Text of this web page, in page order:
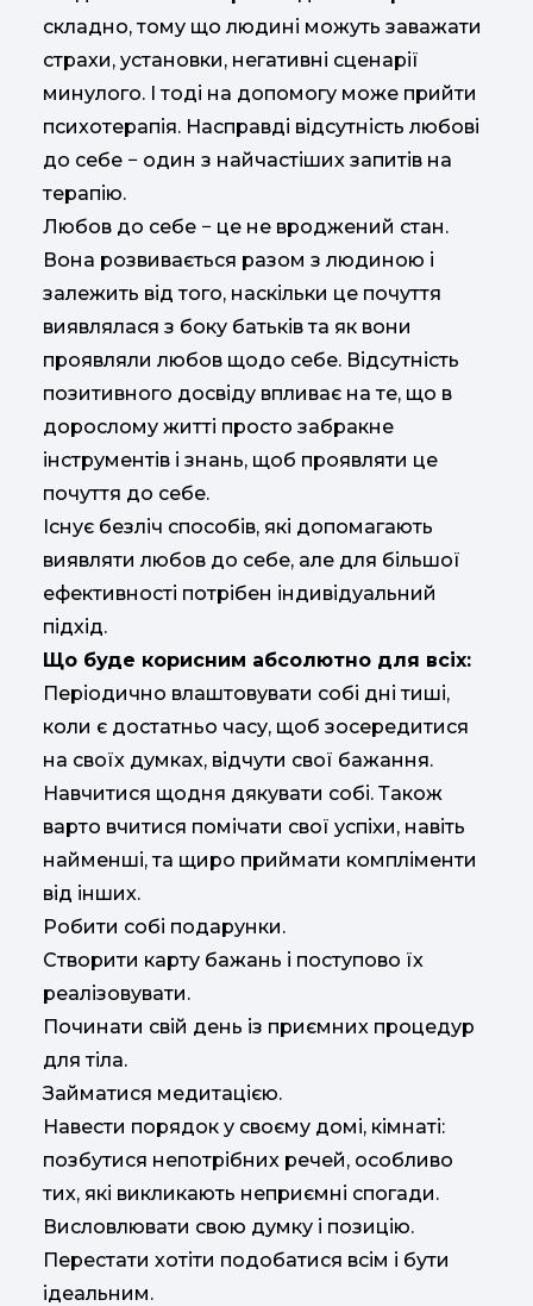
складно, тому що людині можуть заважати
страхи, установки, негативні сценарії
минулого. І тоді на допомогу може прийти
психотерапія. Насправді відсутність любові
до себе − один з найчастіших запитів на
терапію.
Любов до себе − це не вроджений стан.
Вона розвивається разом з людиною і
залежить від того, наскільки це почуття
виявлялася з боку батьків та як вони
проявляли любов щодо себе. Відсутність
позитивного досвіду впливає на те, що в
дорослому житті просто забракне
інструментів і знань, щоб проявляти це
почуття до себе.
Існує безліч способів, які допомагають
виявляти любов до себе, але для більшої
ефективності потрібен індивідуальний
підхід.
Що буде корисним абсолютно для всіх:
Періодично влаштовувати собі дні тиші,
коли є достатньо часу, щоб зосередитися
на своїх думках, відчути свої бажання.
Навчитися щодня дякувати собі. Також
варто вчитися помічати свої успіхи, навіть
найменші, та щиро приймати компліменти
від інших.
Робити собі подарунки.
Створити карту бажань і поступово їх
реалізовувати.
Починати свій день із приємних процедур
для тіла.
Займатися медитацією.
Навести порядок у своєму домі, кімнаті:
позбутися непотрібних речей, особливо
тих, які викликають неприємні спогади.
Висловлювати свою думку і позицію.
Перестати хотіти подобатися всім і бути
ідеальним.